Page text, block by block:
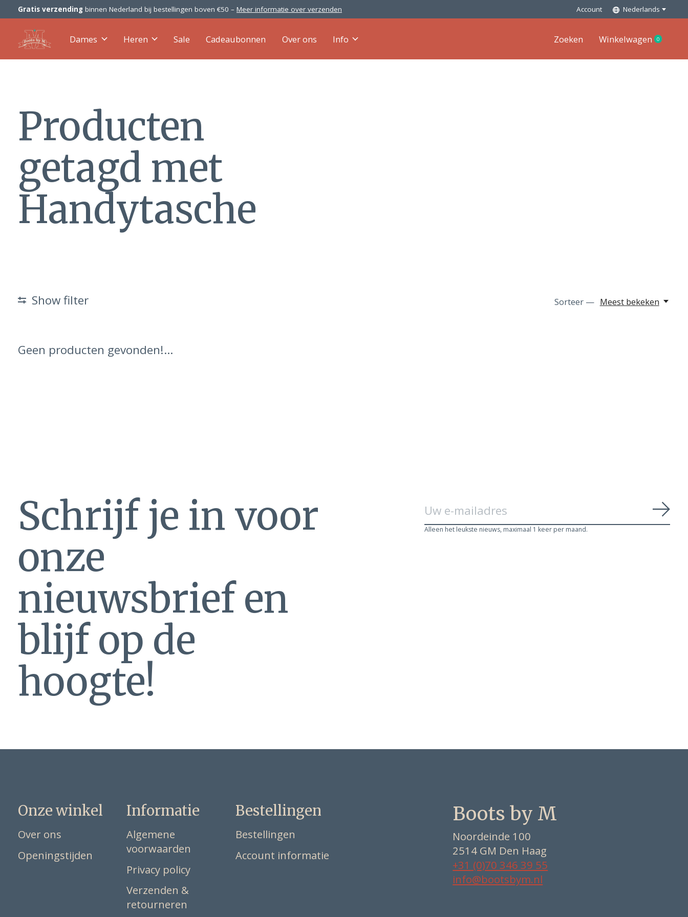
Gratis verzending binnen Nederland bij bestellingen boven €50 – Meer informatie over verzenden Account Nederlands
Dames Heren Sale Cadeaubonnen Over ons Info Zoeken Winkelwagen 0items
Producten
getagd met
Handytasche
Show filter Sorteer — Meest bekeken
Geen producten gevonden!...
Schrijf je in voor
onze
nieuwsbrief en
blijf op de
hoogte!
Alleen het leukste nieuws, maximaal 1 keer per maand.
Onze winkel
Over ons
Openingstijden
Informatie
Algemene
voorwaarden
Privacy policy
Verzenden &
retourneren
Bestellingen
Bestellingen
Account informatie
Boots by M
Noordeinde 100
2514 GM Den Haag
+31 (0)70 346 39 55
info@bootsbym.nl